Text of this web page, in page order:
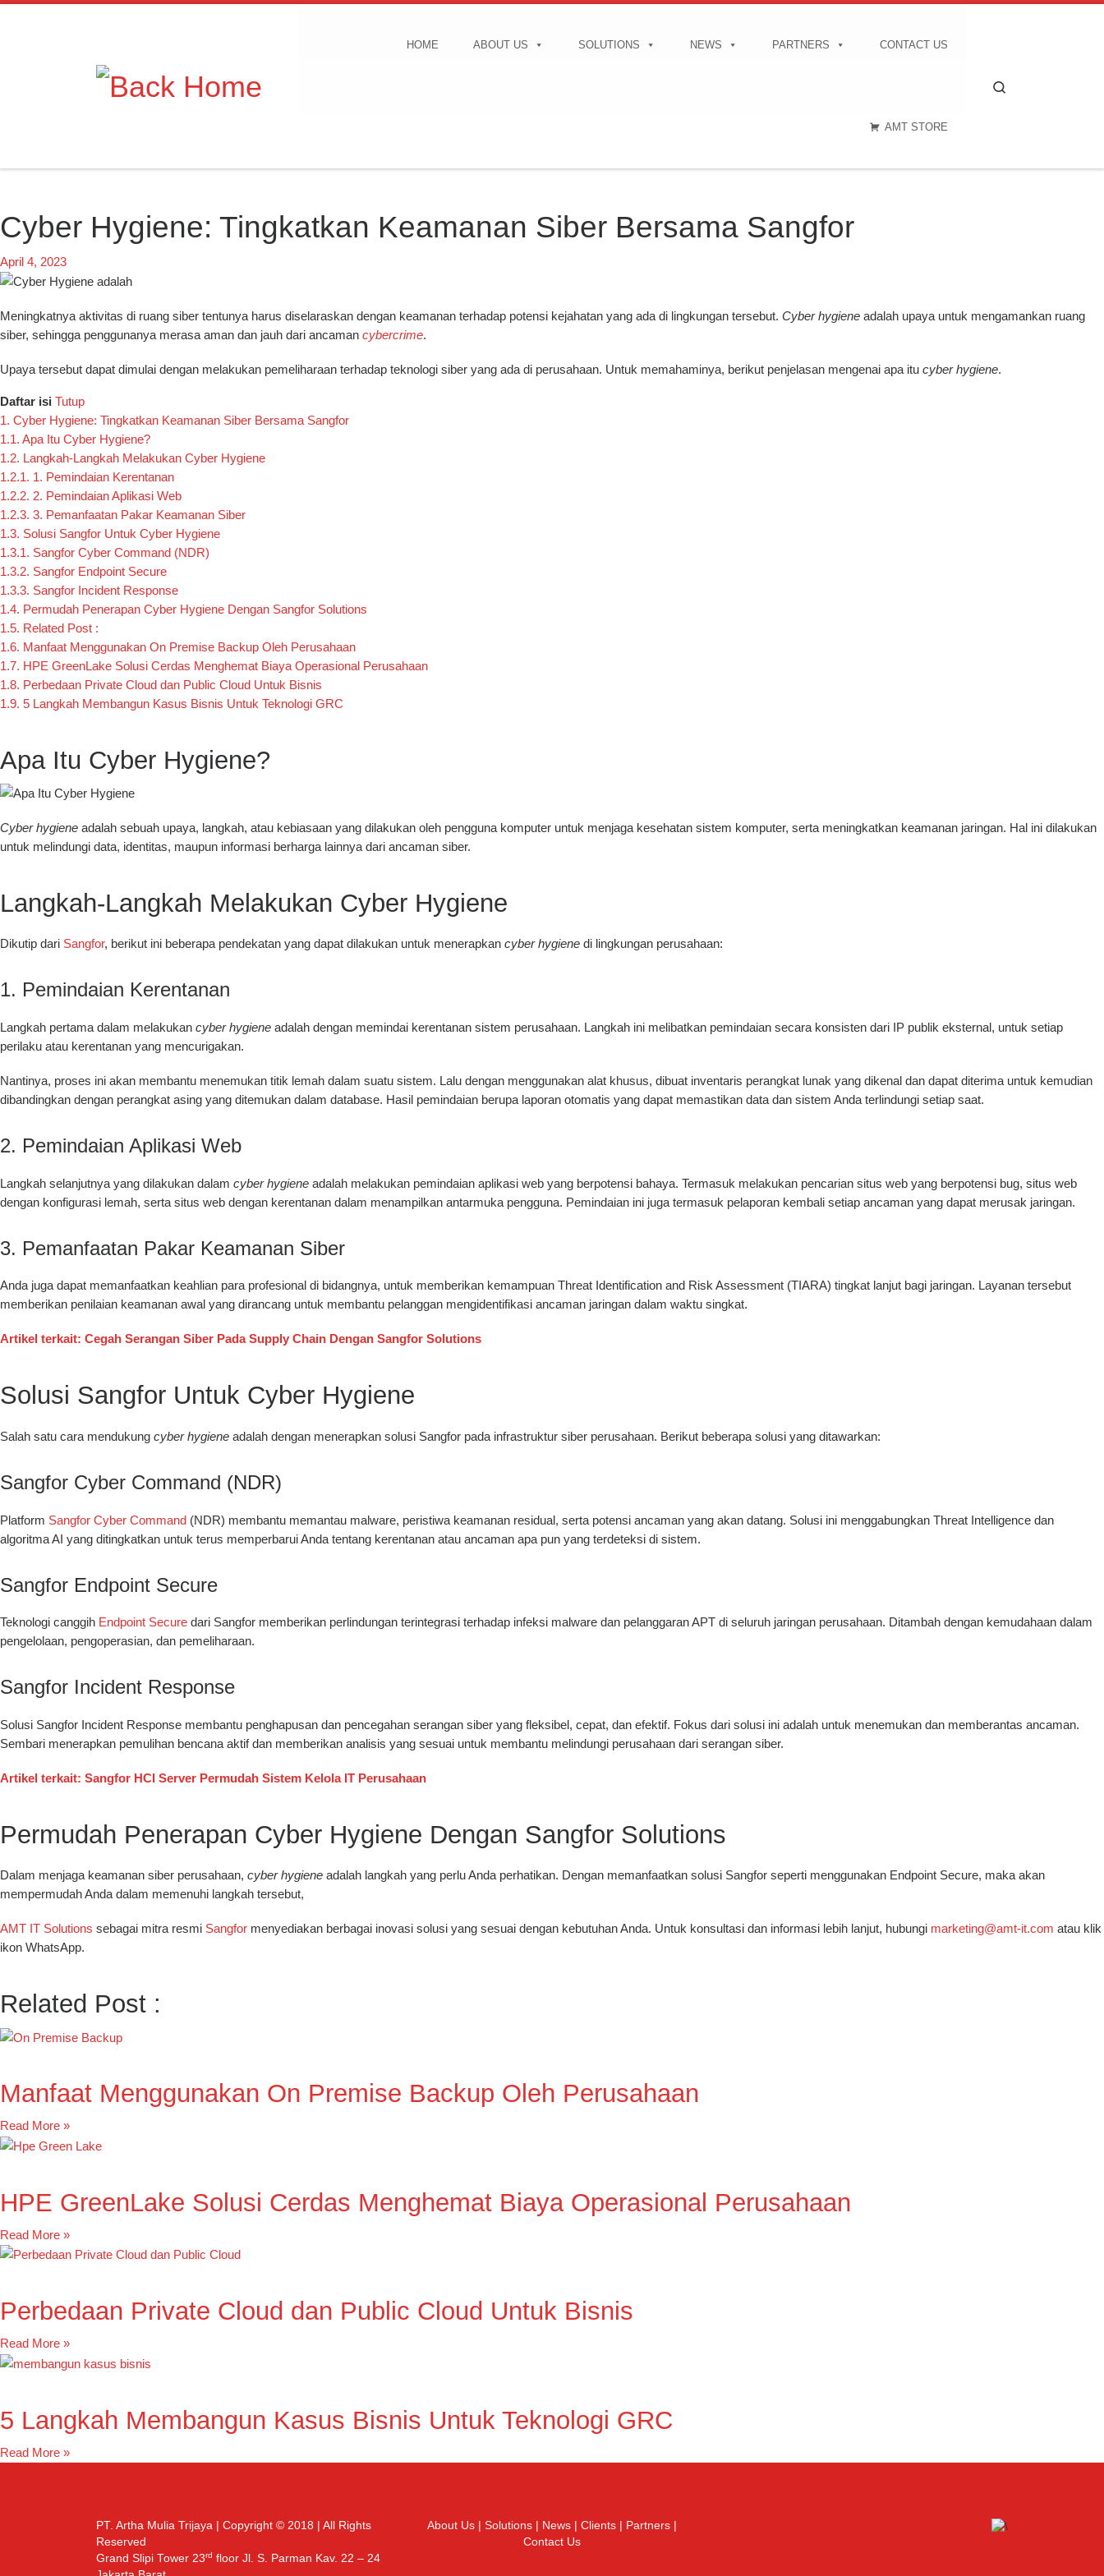
HOME ABOUT US SOLUTIONS NEWS PARTNERS CONTACT US
AMT STORE
Cyber Hygiene: Tingkatkan Keamanan Siber Bersama Sangfor
April 4, 2023
Meningkatnya aktivitas di ruang siber tentunya harus diselaraskan dengan keamanan terhadap potensi kejahatan yang ada di lingkungan tersebut. Cyber hygiene adalah upaya untuk mengamankan ruang
siber, sehingga penggunanya merasa aman dan jauh dari ancaman cybercrime.
Upaya tersebut dapat dimulai dengan melakukan pemeliharaan terhadap teknologi siber yang ada di perusahaan. Untuk memahaminya, berikut penjelasan mengenai apa itu cyber hygiene.
Daftar isi Tutup
1. Cyber Hygiene: Tingkatkan Keamanan Siber Bersama Sangfor
1.1. Apa Itu Cyber Hygiene?
1.2. Langkah-Langkah Melakukan Cyber Hygiene
1.2.1. 1. Pemindaian Kerentanan
1.2.2. 2. Pemindaian Aplikasi Web
1.2.3. 3. Pemanfaatan Pakar Keamanan Siber
1.3. Solusi Sangfor Untuk Cyber Hygiene
1.3.1. Sangfor Cyber Command (NDR)
1.3.2. Sangfor Endpoint Secure
1.3.3. Sangfor Incident Response
1.4. Permudah Penerapan Cyber Hygiene Dengan Sangfor Solutions
1.5. Related Post :
1.6. Manfaat Menggunakan On Premise Backup Oleh Perusahaan
1.7. HPE GreenLake Solusi Cerdas Menghemat Biaya Operasional Perusahaan
1.8. Perbedaan Private Cloud dan Public Cloud Untuk Bisnis
1.9. 5 Langkah Membangun Kasus Bisnis Untuk Teknologi GRC
Apa Itu Cyber Hygiene?
Cyber hygiene adalah sebuah upaya, langkah, atau kebiasaan yang dilakukan oleh pengguna komputer untuk menjaga kesehatan sistem komputer, serta meningkatkan keamanan jaringan. Hal ini dilakukan
untuk melindungi data, identitas, maupun informasi berharga lainnya dari ancaman siber.
Langkah-Langkah Melakukan Cyber Hygiene
Dikutip dari Sangfor, berikut ini beberapa pendekatan yang dapat dilakukan untuk menerapkan cyber hygiene di lingkungan perusahaan:
1. Pemindaian Kerentanan
Langkah pertama dalam melakukan cyber hygiene adalah dengan memindai kerentanan sistem perusahaan. Langkah ini melibatkan pemindaian secara konsisten dari IP publik eksternal, untuk setiap
perilaku atau kerentanan yang mencurigakan.
Nantinya, proses ini akan membantu menemukan titik lemah dalam suatu sistem. Lalu dengan menggunakan alat khusus, dibuat inventaris perangkat lunak yang dikenal dan dapat diterima untuk kemudian
dibandingkan dengan perangkat asing yang ditemukan dalam database. Hasil pemindaian berupa laporan otomatis yang dapat memastikan data dan sistem Anda terlindungi setiap saat.
2. Pemindaian Aplikasi Web
Langkah selanjutnya yang dilakukan dalam cyber hygiene adalah melakukan pemindaian aplikasi web yang berpotensi bahaya. Termasuk melakukan pencarian situs web yang berpotensi bug, situs web
dengan konfigurasi lemah, serta situs web dengan kerentanan dalam menampilkan antarmuka pengguna. Pemindaian ini juga termasuk pelaporan kembali setiap ancaman yang dapat merusak jaringan.
3. Pemanfaatan Pakar Keamanan Siber
Anda juga dapat memanfaatkan keahlian para profesional di bidangnya, untuk memberikan kemampuan Threat Identification and Risk Assessment (TIARA) tingkat lanjut bagi jaringan. Layanan tersebut
memberikan penilaian keamanan awal yang dirancang untuk membantu pelanggan mengidentifikasi ancaman jaringan dalam waktu singkat.
Artikel terkait: Cegah Serangan Siber Pada Supply Chain Dengan Sangfor Solutions
Solusi Sangfor Untuk Cyber Hygiene
Salah satu cara mendukung cyber hygiene adalah dengan menerapkan solusi Sangfor pada infrastruktur siber perusahaan. Berikut beberapa solusi yang ditawarkan:
Sangfor Cyber Command (NDR)
Platform Sangfor Cyber ​​Command (NDR) membantu memantau malware, peristiwa keamanan residual, serta potensi ancaman yang akan datang. Solusi ini menggabungkan Threat Intelligence dan
algoritma AI yang ditingkatkan untuk terus memperbarui Anda tentang kerentanan atau ancaman apa pun yang terdeteksi di sistem.
Sangfor Endpoint Secure
Teknologi canggih Endpoint Secure dari Sangfor memberikan perlindungan terintegrasi terhadap infeksi malware dan pelanggaran APT di seluruh jaringan perusahaan. Ditambah dengan kemudahaan dalam
pengelolaan, pengoperasian, dan pemeliharaan.
Sangfor Incident Response
Solusi Sangfor Incident Response membantu penghapusan dan pencegahan serangan siber yang fleksibel, cepat, dan efektif. Fokus dari solusi ini adalah untuk menemukan dan memberantas ancaman.
Sembari menerapkan pemulihan bencana aktif dan memberikan analisis yang sesuai untuk membantu melindungi perusahaan dari serangan siber.
Artikel terkait: Sangfor HCI Server Permudah Sistem Kelola IT Perusahaan
Permudah Penerapan Cyber Hygiene Dengan Sangfor Solutions
Dalam menjaga keamanan siber perusahaan, cyber hygiene adalah langkah yang perlu Anda perhatikan. Dengan memanfaatkan solusi Sangfor seperti menggunakan Endpoint Secure, maka akan
mempermudah Anda dalam memenuhi langkah tersebut,
AMT IT Solutions sebagai mitra resmi Sangfor menyediakan berbagai inovasi solusi yang sesuai dengan kebutuhan Anda. Untuk konsultasi dan informasi lebih lanjut, hubungi marketing@amt-it.com atau klik
ikon WhatsApp.
Related Post :
Manfaat Menggunakan On Premise Backup Oleh Perusahaan
Read More »
HPE GreenLake Solusi Cerdas Menghemat Biaya Operasional Perusahaan
Read More »
Perbedaan Private Cloud dan Public Cloud Untuk Bisnis
Read More »
5 Langkah Membangun Kasus Bisnis Untuk Teknologi GRC
Read More »
PT. Artha Mulia Trijaya | Copyright © 2018 | All Rights
Reserved
Grand Slipi Tower 23rd floor Jl. S. Parman Kav. 22 – 24
About Us Solutions News Clients Partners
Contact Us